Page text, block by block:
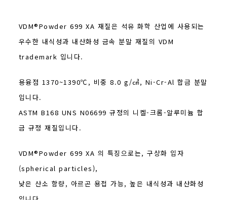
VDM®Powder 699 XA 재질은 석유 화학 산업에 사용되는
우수한 내식성과 내산화성 금속 분말 재질의 VDM
trademark 입니다.
용융점 1370~1390℃, 비중 8.0 g/㎤, Ni-Cr-Al 합금 분말
입니다.
ASTM B168 UNS N06699 규정의 니켈-크롬-알루미늄 합
금 규정 재질입니다.
VDM®Powder 699 XA 의 특징으로는, 구상화 입자
(spherical particles),
낮은 산소 함량, 아르곤 용접 가능, 높은 내식성과 내산화성